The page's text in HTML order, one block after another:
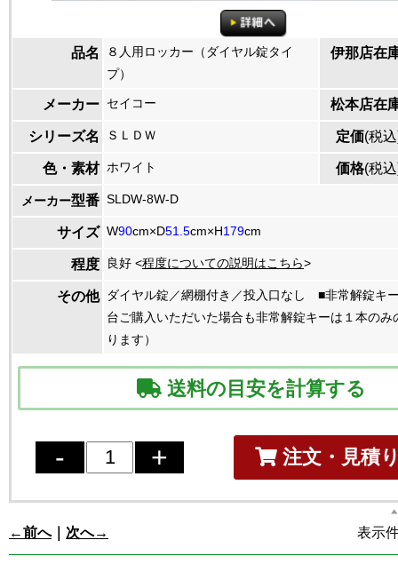
品名
８人用ロッカー（ダイヤル錠タイ
プ）
伊那店在
メーカー セイコー 松本店在
シリーズ名 ＳＬＤＷ 定価(税
色・素材 ホワイト 価格(税
メーカー型番 SLDW-8W-D
サイズ W90cm×D51.5cm×H179cm
程度 良好 <程度についての説明はこちら>
その他
ダイヤル錠／網棚付き／投入口なし ■非常解錠キ
台ご購入いただいた場合も非常解錠キーは１本のみ
ります）
送料の目安を計算する
注文・見積
←前へ｜ 次へ→ 表示